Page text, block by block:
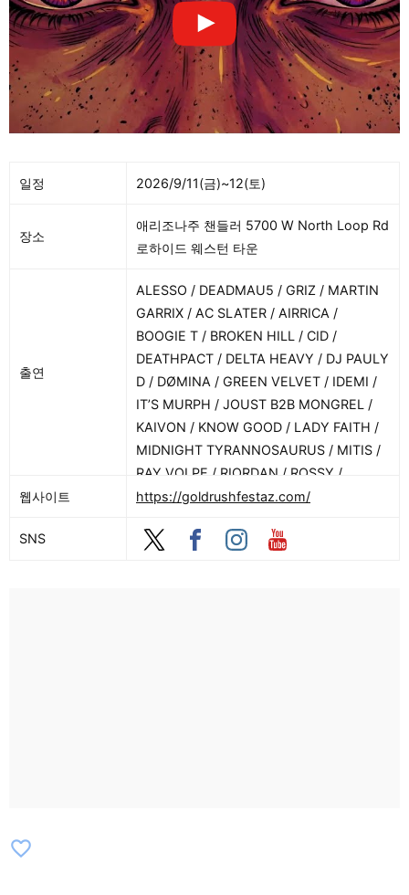
일정 2026/9/11(금)~12(토)
장소
애리조나주 챈들러 5700 W North Loop Rd
로하이드 웨스턴 타운
출연
ALESSO / DEADMAU5 / GRIZ / MARTIN
GARRIX / AC SLATER / AIRRICA /
BOOGIE T / BROKEN HILL / CID /
DEATHPACT / DELTA HEAVY / DJ PAULY
D / DØMINA / GREEN VELVET / IDEMI /
IT’S MURPH / JOUST B2B MONGREL /
KAIVON / KNOW GOOD / LADY FAITH /
MIDNIGHT TYRANNOSAURUS / MITIS /
RAY VOLPE / RIORDAN / ROSSY /
RSQUARED / SILVA BUMPA / SULLIVAN
/ ZOEY808
웹사이트 https://goldrushfestaz.com/
SNS
favorite_border